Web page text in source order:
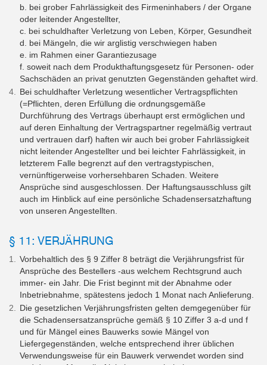
b. bei grober Fahrlässigkeit des Firmeninhabers / der Organe
oder leitender Angestellter,
c. bei schuldhafter Verletzung von Leben, Körper, Gesundheit
d. bei Mängeln, die wir arglistig verschwiegen haben
e. im Rahmen einer Garantiezusage
f. soweit nach dem Produkthaftungsgesetz für Personen- oder
Sachschäden an privat genutzten Gegenständen gehaftet wird.
Bei schuldhafter Verletzung wesentlicher Vertragspflichten
(=Pflichten, deren Erfüllung die ordnungsgemäße
Durchführung des Vertrags überhaupt erst ermöglichen und
auf deren Einhaltung der Vertragspartner regelmäßig vertraut
und vertrauen darf) haften wir auch bei grober Fahrlässigkeit
nicht leitender Angestellter und bei leichter Fahrlässigkeit, in
letzterem Falle begrenzt auf den vertragstypischen,
vernünftigerweise vorhersehbaren Schaden. Weitere
Ansprüche sind ausgeschlossen. Der Haftungsausschluss gilt
auch im Hinblick auf eine persönliche Schadensersatzhaftung
von unseren Angestellten.
§ 11: VERJÄHRUNG
Vorbehaltlich des § 9 Ziffer 8 beträgt die Verjährungsfrist für
Ansprüche des Bestellers -aus welchem Rechtsgrund auch
immer- ein Jahr. Die Frist beginnt mit der Abnahme oder
Inbetriebnahme, spätestens jedoch 1 Monat nach Anlieferung.
Die gesetzlichen Verjährungsfristen gelten demgegenüber für
die Schadensersatzansprüche gemäß § 10 Ziffer 3 a-d und f
und für Mängel eines Bauwerks sowie Mängel von
Liefergegenständen, welche entsprechend ihrer üblichen
Verwendungsweise für ein Bauwerk verwendet worden sind